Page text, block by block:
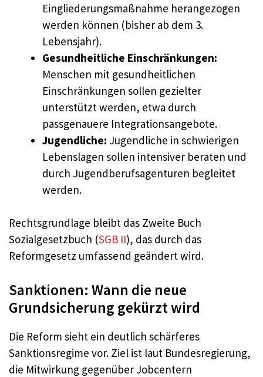
Eingliederungsmaßnahme herangezogen
werden können (bisher ab dem 3.
Lebensjahr).
Gesundheitliche Einschränkungen:
Menschen mit gesundheitlichen
Einschränkungen sollen gezielter
unterstützt werden, etwa durch
passgenauere Integrationsangebote.
Jugendliche: Jugendliche in schwierigen
Lebenslagen sollen intensiver beraten und
durch Jugendberufsagenturen begleitet
werden.
Rechtsgrundlage bleibt das Zweite Buch
Sozialgesetzbuch (SGB II), das durch das
Reformgesetz umfassend geändert wird.
Sanktionen: Wann die neue
Grundsicherung gekürzt wird
Die Reform sieht ein deutlich schärferes
Sanktionsregime vor. Ziel ist laut Bundesregierung,
die Mitwirkung gegenüber Jobcentern